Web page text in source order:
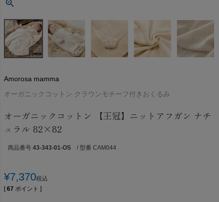
Amorosa mamma
オーガニックコットン クラウンモチーフ付きおくるみ
オーガニックコットン 【王冠】ニットアフガン ナチ
ュラル 82×82
商品番号 43-343-01-OS / 型番 CAM044
¥7,370税込
[ 67 ポイント ]